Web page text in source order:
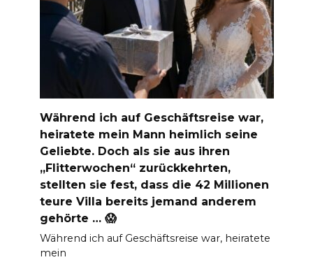
Während ich auf Geschäftsreise war,
heiratete mein Mann heimlich seine
Geliebte. Doch als sie aus ihren
„Flitterwochen“ zurückkehrten,
stellten sie fest, dass die 42 Millionen
teure Villa bereits jemand anderem
gehörte … 😱
Während ich auf Geschäftsreise war, heiratete
mein